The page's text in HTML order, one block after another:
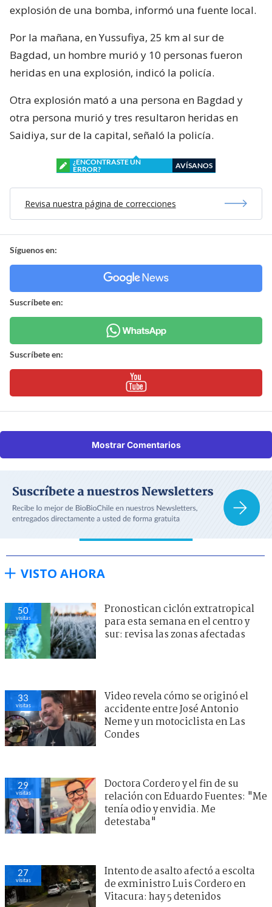
explosión de una bomba, informó una fuente local.
Por la mañana, en Yussufiya, 25 km al sur de
Bagdad, un hombre murió y 10 personas fueron
heridas en una explosión, indicó la policía.
Otra explosión mató a una persona en Bagdad y
otra persona murió y tres resultaron heridas en
Saidiya, sur de la capital, señaló la policía.
¿ENCONTRASTE UN
ERROR?
AVÍSANOS
Revisa nuestra página de correcciones
Síguenos en:
Suscríbete en:
Suscríbete en:
Mostrar Comentarios
VISTO AHORA
50
visitas
Pronostican ciclón extratropical
para esta semana en el centro y
sur: revisa las zonas afectadas
33
visitas
Video revela cómo se originó el
accidente entre José Antonio
Neme y un motociclista en Las
Condes
29
visitas
Doctora Cordero y el fin de su
relación con Eduardo Fuentes: "Me
tenía odio y envidia. Me
detestaba"
27
visitas
Intento de asalto afectó a escolta
de exministro Luis Cordero en
Vitacura: hay 5 detenidos